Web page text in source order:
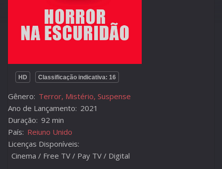
HD Classificação indicativa: 16
Gênero: Terror, Mistério, Suspense
Ano de Lançamento: 2021
Duração: 92 min
País: Reiuno Unido
Licenças Disponíveis:
Cinema / Free TV / Pay TV / Digital